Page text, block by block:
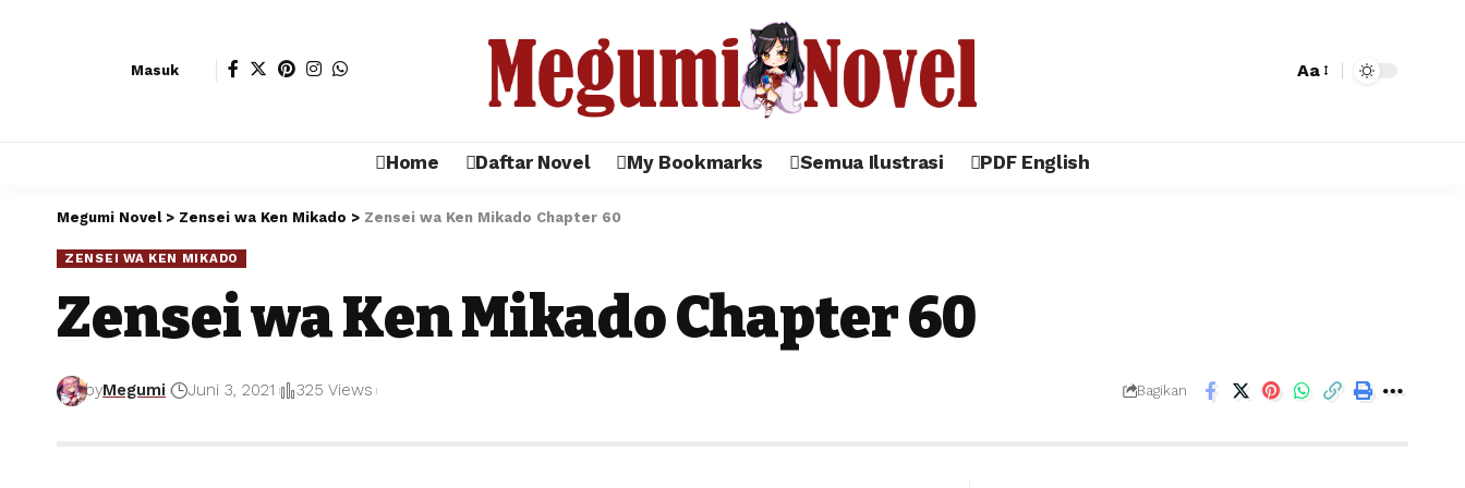
Masuk Aa
Home Daftar Novel My Bookmarks Semua Ilustrasi PDF English
Megumi Novel> Zensei wa Ken Mikado > Zensei wa Ken Mikado Chapter 60
ZENSEI WA KEN MIKADO
Zensei wa Ken Mikado Chapter 60
byMegumi Juni 3, 2021 325 Views Bagikan